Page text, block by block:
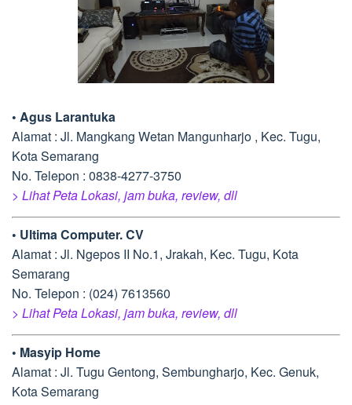
• Agus Larantuka
Alamat : Jl. Mangkang Wetan Mangunharjo , Kec. Tugu,
Kota Semarang
No. Telepon : 0838-4277-3750
> Lihat Peta Lokasi, jam buka, review, dll
• Ultima Computer. CV
Alamat : Jl. Ngepos II No.1, Jrakah, Kec. Tugu, Kota
Semarang
No. Telepon : (024) 7613560
> Lihat Peta Lokasi, jam buka, review, dll
• Masyip Home
Alamat : Jl. Tugu Gentong, Sembungharjo, Kec. Genuk,
Kota Semarang